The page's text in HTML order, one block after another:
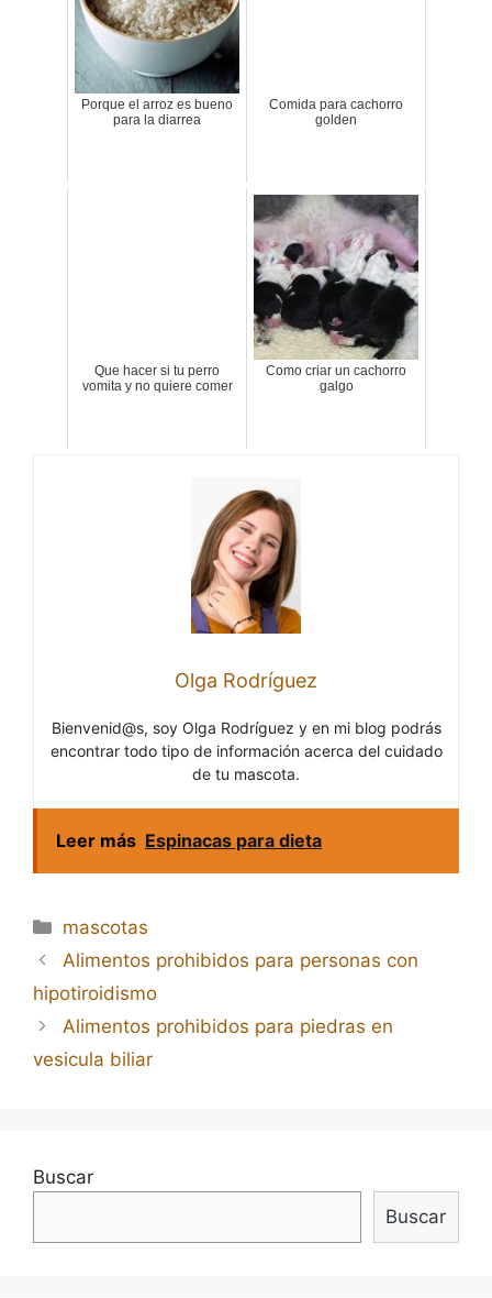
Porque el arroz es bueno
para la diarrea
Comida para cachorro
golden
Que hacer si tu perro
vomita y no quiere comer
Como criar un cachorro
galgo
Olga Rodríguez
Bienvenid@s, soy Olga Rodríguez y en mi blog podrás
encontrar todo tipo de información acerca del cuidado
de tu mascota.
Leer más Espinacas para dieta
Categorías
mascotas
Navegación
de
entradas
Alimentos prohibidos para personas con
hipotiroidismo
Alimentos prohibidos para piedras en
vesicula biliar
Buscar
Buscar